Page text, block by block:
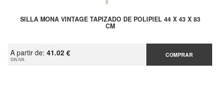
SILLA MONA VINTAGE TAPIZADO DE POLIPIEL 44 X 43 X 83
CM
A partir de: 41.02 €
SIN IVA
COMPRAR